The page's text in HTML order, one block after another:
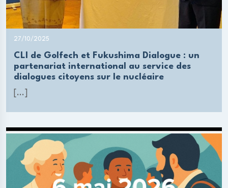
27/10/2025
CLI de Golfech et Fukushima Dialogue : un
partenariat international au service des
dialogues citoyens sur le nucléaire
[...]